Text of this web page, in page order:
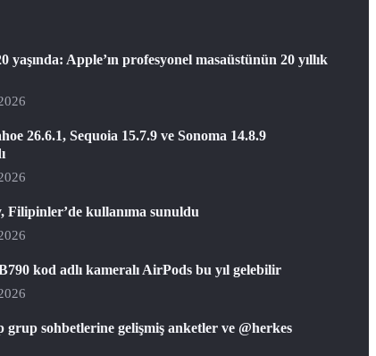
yaşında: Apple’ın profesyonel masaüstünün 20 yıllık
26.6.1, Sequoia 15.7.9 ve Sonoma 14.8.9
Filipinler’de kullanıma sunuldu
kod adlı kameralı AirPods bu yıl gelebilir
grup sohbetlerine gelişmiş anketler ve @herkes